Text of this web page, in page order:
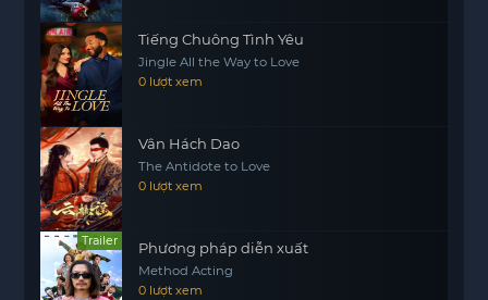
khám phá bản thân và xây dựng hạnh phúc. Tôi
rất tự hào khi có một người bạn đời tuyệt vời như
vậy, và tôi hy vọng rằng câu chuyện của chúng tôi
sẽ mang lại cảm hứng cho những ai đang tìm
kiếm tình yêu đích thực.
Tiếng Chuông Tình Yêu
Jingle All the Way to Love
0 lượt xem
Vân Hách Dao
The Antidote to Love
0 lượt xem
Trailer Phương pháp diễn xuất
Method Acting
0 lượt xem